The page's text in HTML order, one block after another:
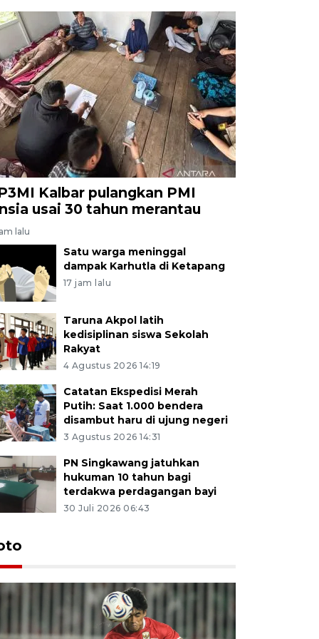
Kalbar pulangkan PMI
usai 30 tahun merantau
lalu
Satu warga meninggal
dampak Karhutla di Ketapang
17 jam lalu
Taruna Akpol latih
kedisiplinan siswa Sekolah
Rakyat
4 Agustus 2026 14:19
Catatan Ekspedisi Merah
Putih: Saat 1.000 bendera
disambut haru di ujung negeri
3 Agustus 2026 14:31
PN Singkawang jatuhkan
hukuman 10 tahun bagi
terdakwa perdagangan bayi
30 Juli 2026 06:43